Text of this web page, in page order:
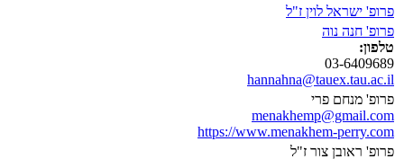
פרופ' ישראל לוין ז"ל
פרופ' חנה נוה
טלפון:
03-6409689
hannahna@tauex.tau.ac.il
פרופ' מנחם פרי
menakhemp@gmail.com
https://www.menakhem-perry.com
פרופ' ראובן צור ז"ל